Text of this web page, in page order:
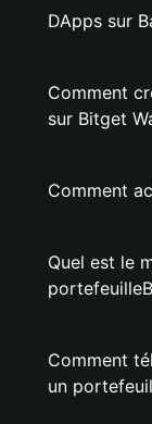
DApps sur
Comment
sur Bitget
Comment
Quel est le
Comment
un